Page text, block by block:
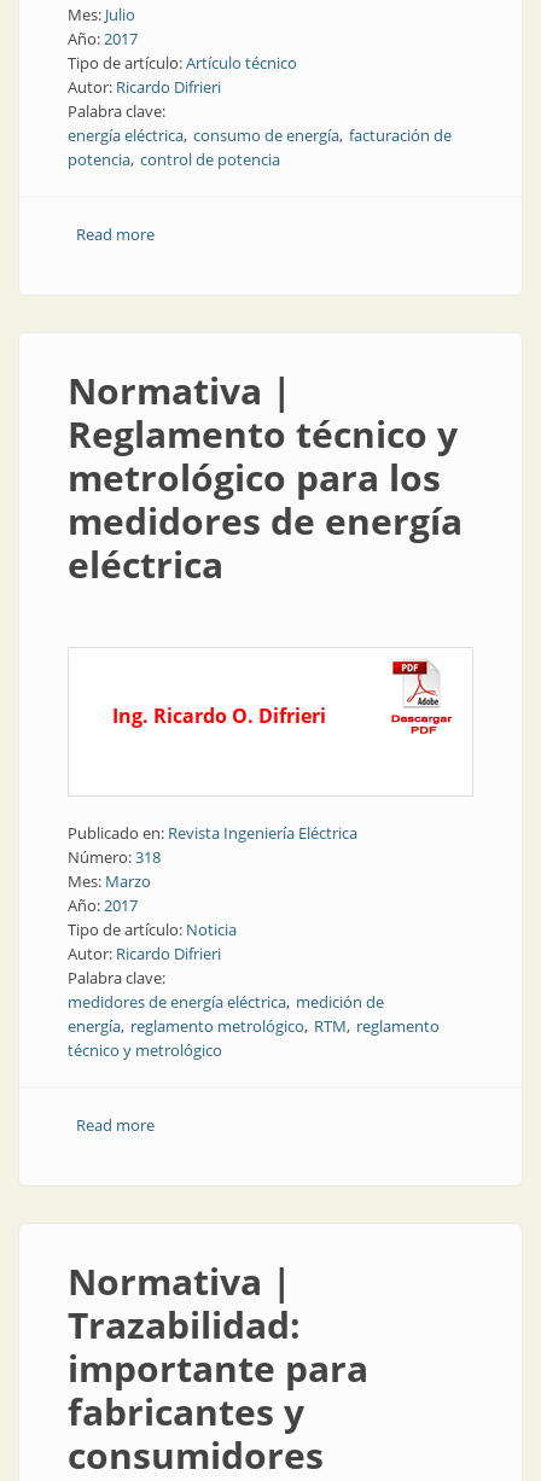
Mes: Julio
Año:2017
Tipo de artículo:Artículo técnico
Autor: Ricardo Difrieri
Palabra clave:
energía eléctrica consumo de energía facturación de
potencia control de potencia
Read moreabout Consumo de energía | Energía eléctrica: control
Normativa |
Reglamento técnico y
metrológico para los
medidores de energía
eléctrica
Ing. Ricardo O. Difrieri
Publicado en: Revista Ingeniería Eléctrica
Número:318
Mes: Marzo
Año:2017
Tipo de artículo: Noticia
Autor: Ricardo Difrieri
Palabra clave:
medidores de energía eléctrica medición de
energía reglamento metrológico RTM reglamento
técnico y metrológico
Read moreabout Normativa | Reglamento técnico y metrológico
Normativa |
Trazabilidad:
importante para
fabricantes y
consumidores